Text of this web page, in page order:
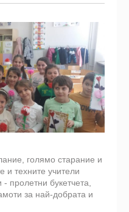
голямо старание и
и техните учители
пролетни букетчета,
за най-добрата и